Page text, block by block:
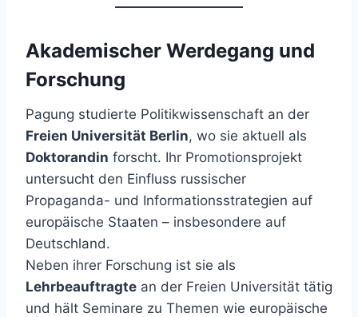
Akademischer Werdegang und
Forschung
Pagung studierte Politikwissenschaft an der
Freien Universität Berlin, wo sie aktuell als
Doktorandin forscht. Ihr Promotionsprojekt
untersucht den Einfluss russischer
Propaganda- und Informationsstrategien auf
europäische Staaten – insbesondere auf
Deutschland.
Neben ihrer Forschung ist sie als
Lehrbeauftragte an der Freien Universität tätig
und hält Seminare zu Themen wie europäische